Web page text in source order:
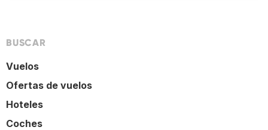
BUSCAR
Vuelos
Ofertas de vuelos
Hoteles
Coches